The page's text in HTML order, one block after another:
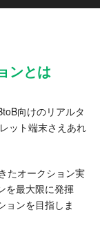
ンとは
向けのリアルタ
ット端末さえあれ
たオークション実
を最大限に発揮
ョンを目指しま